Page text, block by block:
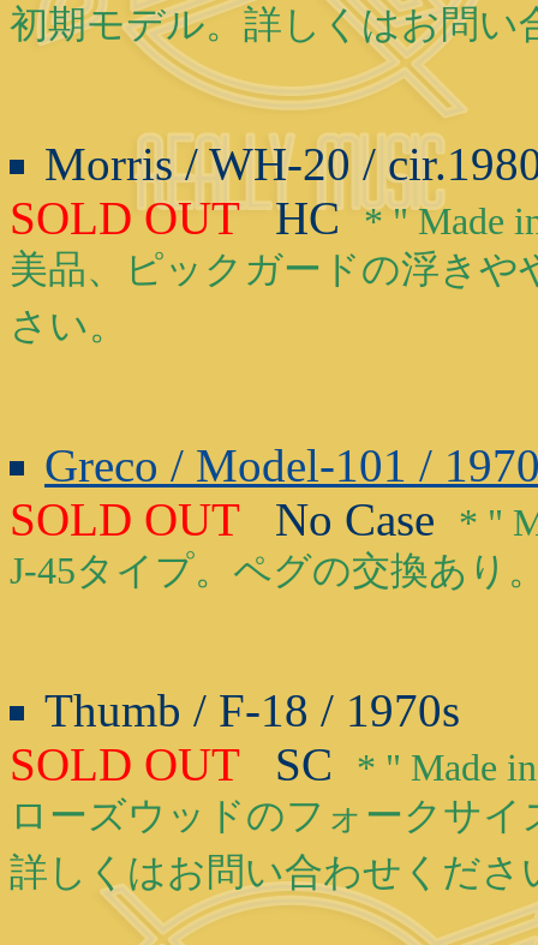
初期モデル。詳しくはお問い
Morris / WH-20 /
SOLD OUTHC* " Made
美品、ピックガードの浮き
さい。
Greco / Model-101 /
SOLD OUTNo Case * "
J-45タイプ。ペグの交換あり
Thumb / F-18 / 1970s
SOLD OUTSC * " Made
ローズウッドのフォークサ
詳しくはお問い合わせくださ